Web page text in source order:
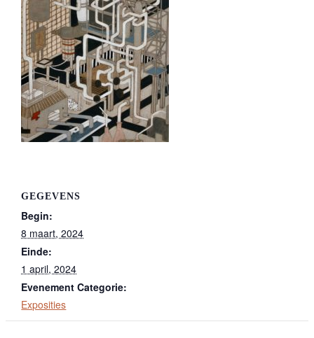
GEGEVENS
Begin:
8 maart, 2024
Einde:
1 april, 2024
Evenement Categorie:
Exposities